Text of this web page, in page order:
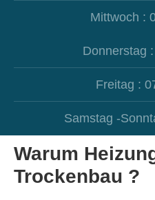
Donnerstag
Freitag :
Samstag -
Mittwoch :
Warum
Trockenbau ?